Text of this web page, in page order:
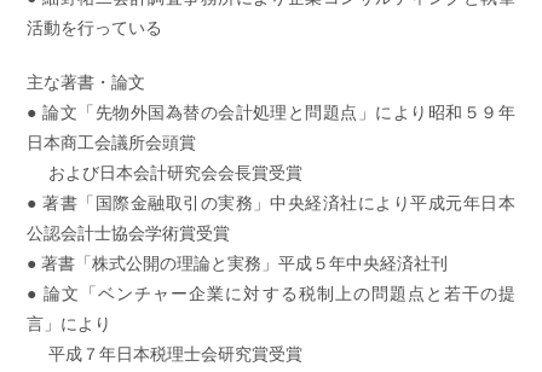
活動を行っている
主な著書・論文
● 論文「先物外国為替の会計処理と問題点」により昭和５９年
日本商工会議所会頭賞
および日本会計研究会会長賞受賞
● 著書「国際金融取引の実務」中央経済社により平成元年日本
公認会計士協会学術賞受賞
● 著書「株式公開の理論と実務」平成５年中央経済社刊
● 論文「ベンチャー企業に対する税制上の問題点と若干の提
言」により
平成７年日本税理士会研究賞受賞